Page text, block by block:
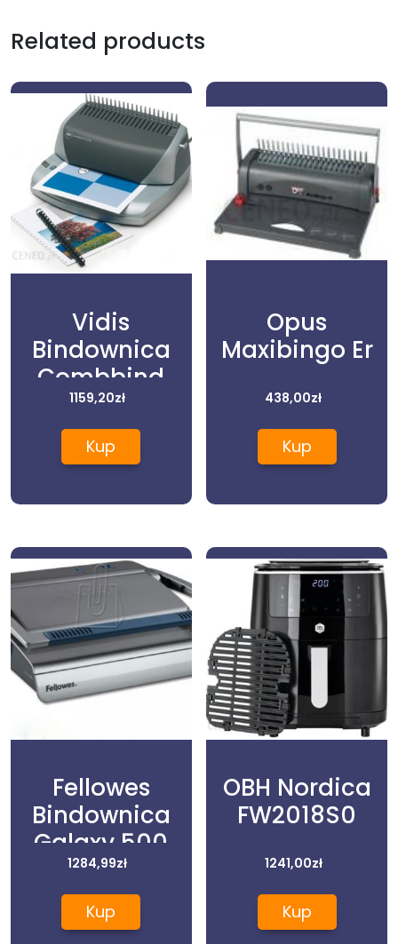
Related products
Vidis
Bindownica
Combbind
C110E
1159,20zł
Kup
Opus
Maxibingo Er
438,00zł
Kup
Fellowes
Bindownica
Galaxy 500
1284,99zł
Kup
OBH Nordica
FW2018S0
1241,00zł
Kup